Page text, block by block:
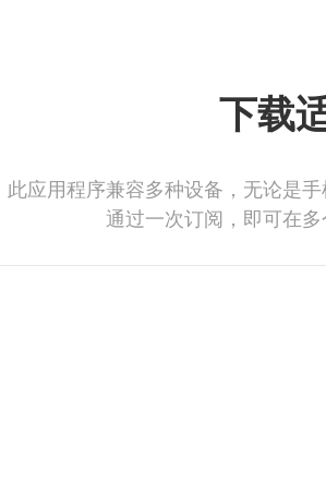
下载
此应用程序兼容多种设备，无论是
通过一次订阅，即可在